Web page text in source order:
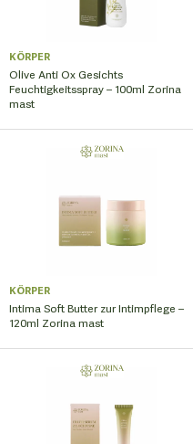
KÖRPER
Olive Anti Ox Gesichts
Feuchtigkeitsspray – 100ml Zorina
mast
KÖRPER
Intima Soft Butter zur Intimpflege –
120ml Zorina mast